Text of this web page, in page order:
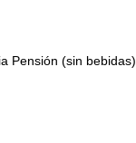
Pensión (sin bebidas)